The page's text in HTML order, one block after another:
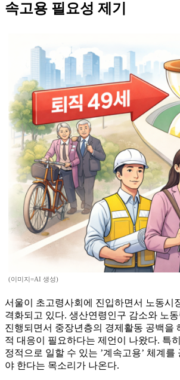
속고용 필요성 제기
(이미지=AI 생성)
서울이 초고령사회에 진입하면서 노동시
격화되고 있다. 생산연령인구 감소와 노
진행되면서 중장년층의 경제활동 공백을
적 대응이 필요하다는 제언이 나왔다. 특
정적으로 일할 수 있는 ’계속고용’ 체계를
야 한다는 목소리가 나온다.